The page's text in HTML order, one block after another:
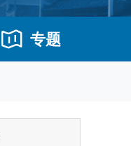
专题